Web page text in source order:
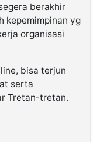
berakhir
kepemimpinan yg
organisasi
bisa terjun
serta
Tretan-tretan.